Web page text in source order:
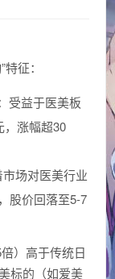
征：
受益于医美板
，涨幅超30
市场对医美行业
股价回落至5-7
）高于传统日
标的（如爱美